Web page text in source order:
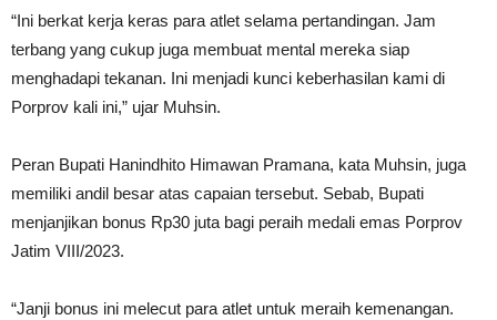
“Ini berkat kerja keras para atlet selama pertandingan. Jam
terbang yang cukup juga membuat mental mereka siap
menghadapi tekanan. Ini menjadi kunci keberhasilan kami di
Porprov kali ini,” ujar Muhsin.
Peran Bupati Hanindhito Himawan Pramana, kata Muhsin, juga
memiliki andil besar atas capaian tersebut. Sebab, Bupati
menjanjikan bonus Rp30 juta bagi peraih medali emas Porprov
Jatim VIII/2023.
“Janji bonus ini melecut para atlet untuk meraih kemenangan.